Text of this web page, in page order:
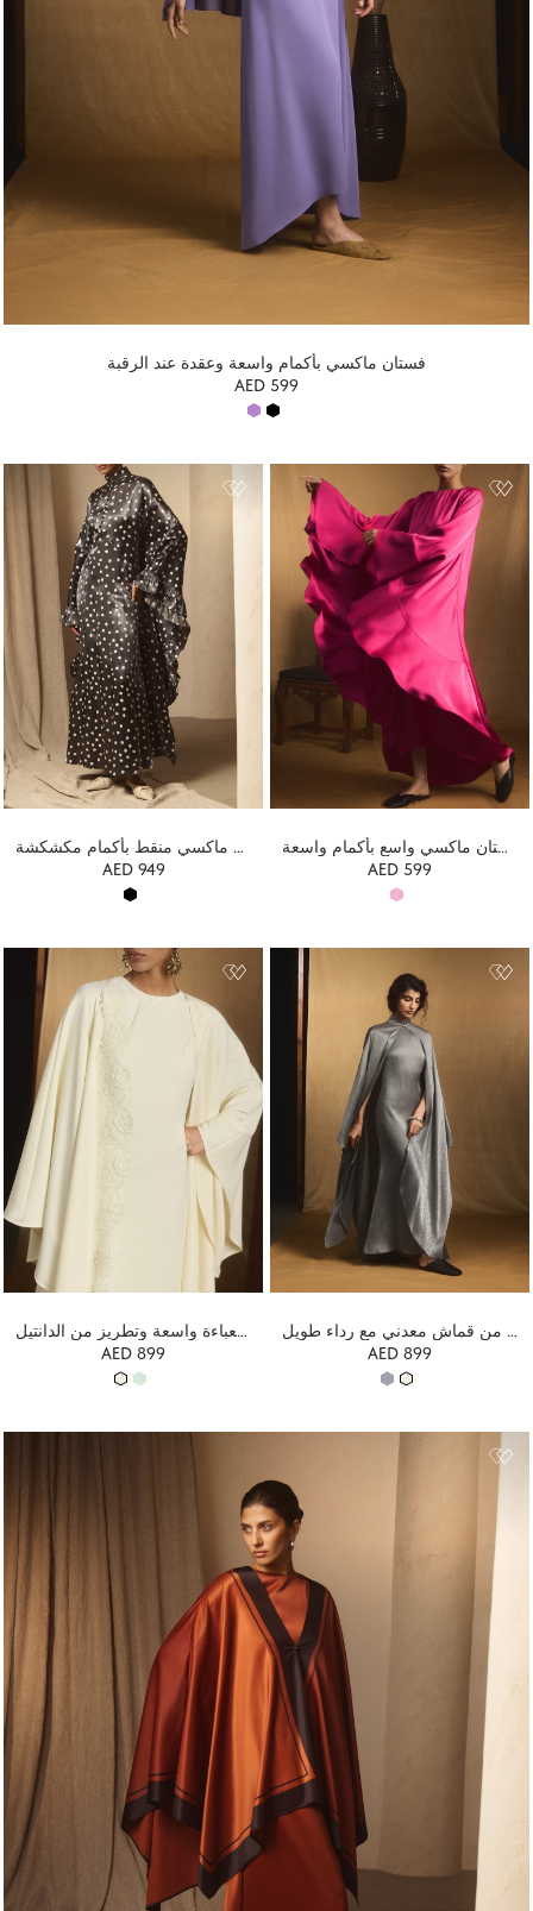
فستان ماكسي بأكمام واسعة وعقدة عند الرقبة
AED 599
فستان ماكسي منقط بأكمام مكشكشة
AED 949
فستان ماكسي واسع بأكمام واسعة
AED 599
فستان طويل مزين بعباءة واسعة وتطريز من الدانتيل
AED 899
فستان ماكسي من قماش معدني مع رداء طويل
AED 899